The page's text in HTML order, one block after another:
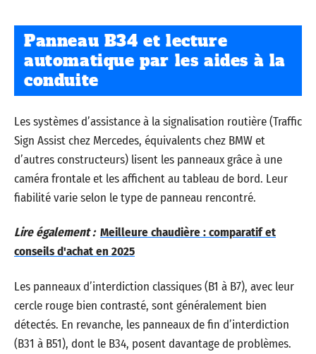
Panneau B34 et lecture
automatique par les aides à la
conduite
Les systèmes d’assistance à la signalisation routière (Traffic
Sign Assist chez Mercedes, équivalents chez BMW et
d’autres constructeurs) lisent les panneaux grâce à une
caméra frontale et les affichent au tableau de bord. Leur
fiabilité varie selon le type de panneau rencontré.
Lire également : Meilleure chaudière : comparatif et
conseils d'achat en 2025
Les panneaux d’interdiction classiques (B1 à B7), avec leur
cercle rouge bien contrasté, sont généralement bien
détectés. En revanche, les panneaux de fin d’interdiction
(B31 à B51), dont le B34, posent davantage de problèmes.